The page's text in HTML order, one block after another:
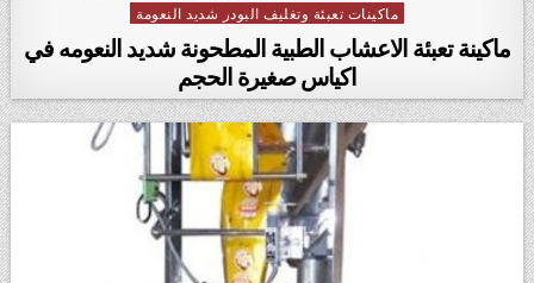
Posted in
ماكينات تعبئة وتغليف البودر شديد النعومة
ماكينة تعبئة الاعشاب الطبية المطحونة شديد النعومه في
اكياس صغيرة الحجم